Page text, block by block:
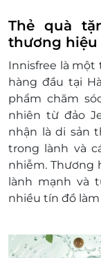
Thẻ quà
thương hiệu
Innisfree là
hàng đầu tại
phẩm chăm
nhiên từ đảo
nhận là di sản
trong lành và
nhiễm. Thương
lành mạnh và
nhiều tín đồ